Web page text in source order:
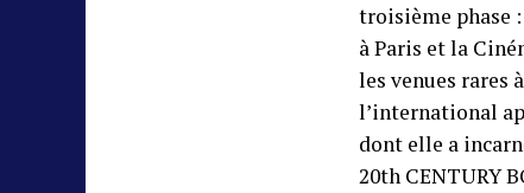
troisième phase
à Paris et la
les venues rares
l’international
dont elle a
20th CENTURY